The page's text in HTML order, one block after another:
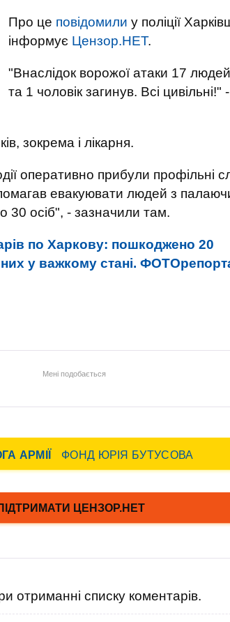
Про це повідомили у поліції
інформує Цензор.НЕТ.
"Внаслідок ворожої атаки 17
та 1 чоловік загинув. Всі цивільні!"
зокрема і лікарня.
оперативно прибули профільні
евакуювати людей з
30 осіб", - зазначили там.
по Харкову: пошкоджено 20
у важкому стані.
Мені подобається
отриманні списку коментарів.